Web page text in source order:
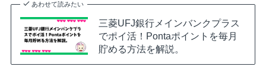
あわせて読みたい
三菱UFJ銀行メインバンクプラス
でポイ活！Pontaポイントを毎月
貯める方法を解説。